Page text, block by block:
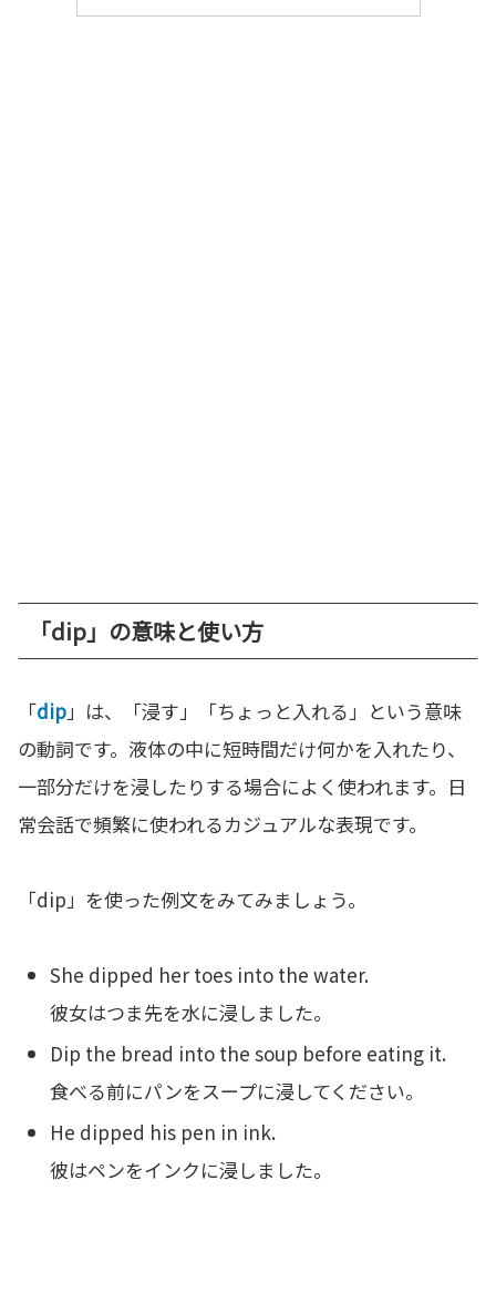
「dip」の意味と使い方
「dip」は、「浸す」「ちょっと入れる」という意味
の動詞です。液体の中に短時間だけ何かを入れたり、
一部分だけを浸したりする場合によく使われます。日
常会話で頻繁に使われるカジュアルな表現です。
「dip」を使った例文をみてみましょう。
She dipped her toes into the water.
彼女はつま先を水に浸しました。
Dip the bread into the soup before eating it.
食べる前にパンをスープに浸してください。
He dipped his pen in ink.
彼はペンをインクに浸しました。